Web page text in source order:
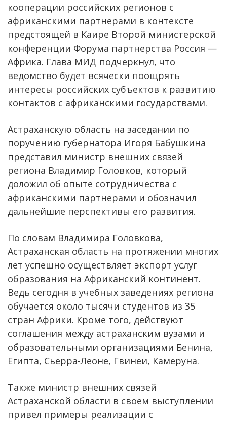
кооперации российских регионов с
африканскими партнерами в контексте
предстоящей в Каире Второй министерской
конференции Форума партнерства Россия —
Африка. Глава МИД подчеркнул, что
ведомство будет всячески поощрять
интересы российских субъектов к развитию
контактов с африканскими государствами.
Астраханскую область на заседании по
поручению губернатора Игоря Бабушкина
представил министр внешних связей
региона Владимир Головков, который
доложил об опыте сотрудничества с
африканскими партнерами и обозначил
дальнейшие перспективы его развития.
По словам Владимира Головкова,
Астраханская область на протяжении многих
лет успешно осуществляет экспорт услуг
образования на Африканский континент.
Ведь сегодня в учебных заведениях региона
обучается около тысячи студентов из 35
стран Африки. Кроме того, действуют
соглашения между астраханским вузами и
образовательными организациями Бенина,
Египта, Сьерра-Леоне, Гвинеи, Камеруна.
Также министр внешних связей
Астраханской области в своем выступлении
привел примеры реализации с